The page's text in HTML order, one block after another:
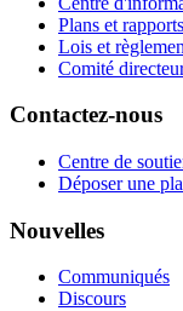
Plans et rapports
Lois et
Comité
Contactez-nous
Centre de
Déposer une
Nouvelles
Communiqués
Discours